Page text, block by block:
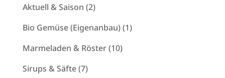
Aktuell & Saison 22
Produkte
Bio Gemüse (Eigenanbau) 11
Marmeladen & Röster 1010
Sirups & Säfte 77